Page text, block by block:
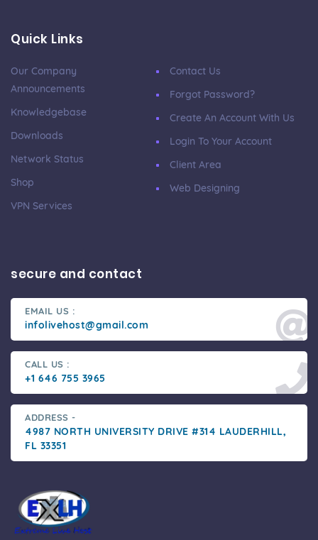
Quick Links
Our Company
Announcements
Knowledgebase
Downloads
Network Status
Shop
VPN Services
Contact Us
Forgot Password?
Create An Account With Us
Login To Your Account
Client Area
Web Designing
secure and contact
EMAIL US :
infolivehost@gmail.com
CALL US :
+1 646 755 3965
ADDRESS -
4987 NORTH UNIVERSITY DRIVE #314 LAUDERHILL,
FL 33351